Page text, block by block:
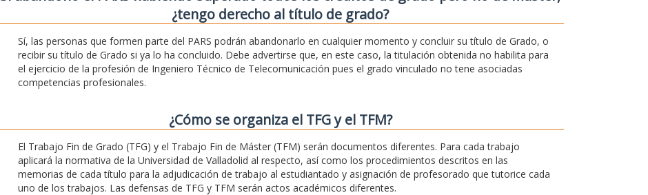
¿tengo derecho al título de grado?
Sí, las personas que formen parte del PARS podrán abandonarlo en cualquier momento y concluir su título de Grado, o
recibir su título de Grado si ya lo ha concluido. Debe advertirse que, en este caso, la titulación obtenida no habilita para
el ejercicio de la profesión de Ingeniero Técnico de Telecomunicación pues el grado vinculado no tene asociadas
competencias profesionales.
¿Cómo se organiza el TFG y el TFM?
El Trabajo Fin de Grado (TFG) y el Trabajo Fin de Máster (TFM) serán documentos diferentes. Para cada trabajo
aplicará la normativa de la Universidad de Valladolid al respecto, así como los procedimientos descritos en las
memorias de cada título para la adjudicación de trabajo al estudiantado y asignación de profesorado que tutorice cada
uno de los trabajos. Las defensas de TFG y TFM serán actos académicos diferentes.